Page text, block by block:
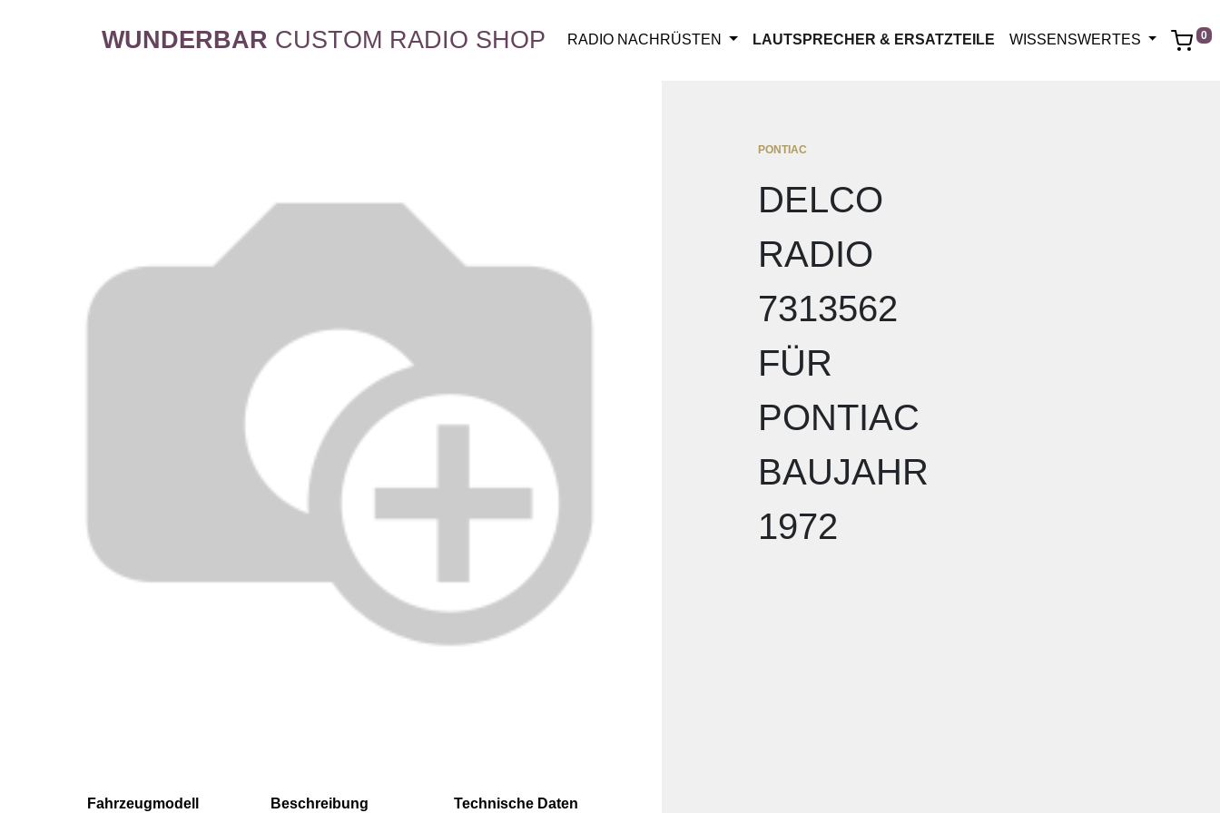
WUNDERBAR CUSTOM RADIO SHOP RADIO NACHRÜSTEN LAUTSPRECHER & ERSATZTEILE WISSENSWERTES 0
Fahrzeugmodell Beschreibung Technische Daten
PONTIAC
DELCO
RADIO
7313562
FÜR
PONTIAC
BAUJAHR
1972